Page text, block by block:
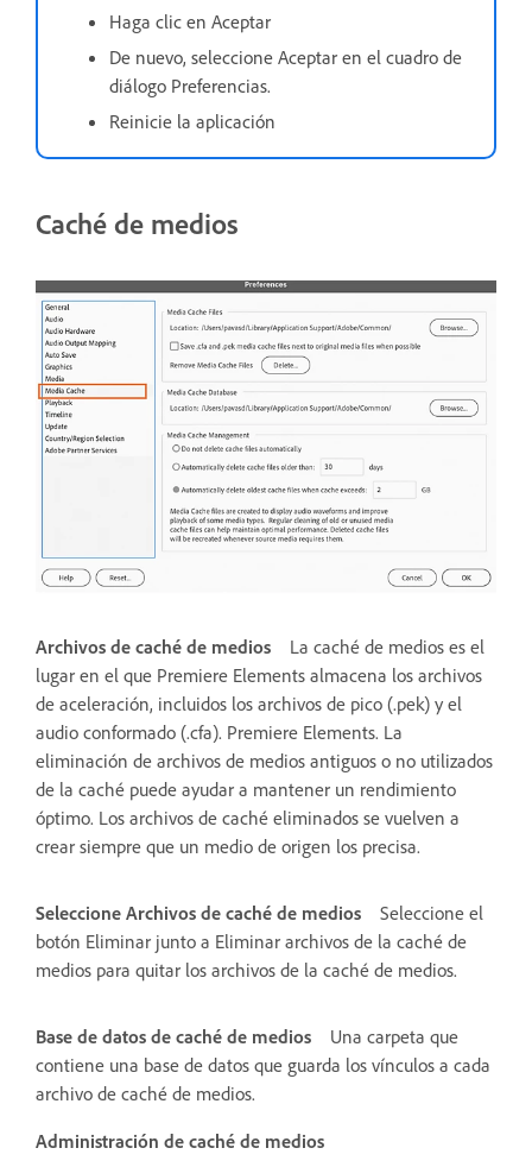
Haga clic en Aceptar
De nuevo, seleccione Aceptar en el cuadro de
diálogo Preferencias.
Reinicie la aplicación
Caché de medios
Archivos de caché de medios
La caché de medios es el
lugar en el que Premiere Elements almacena los archivos
de aceleración, incluidos los archivos de pico (.pek) y el
audio conformado (.cfa). Premiere Elements. La
eliminación de archivos de medios antiguos o no utilizados
de la caché puede ayudar a mantener un rendimiento
óptimo. Los archivos de caché eliminados se vuelven a
crear siempre que un medio de origen los precisa.
Seleccione Archivos de caché de medios
Seleccione el
botón Eliminar junto a Eliminar archivos de la caché de
medios para quitar los archivos de la caché de medios.
Base de datos de caché de medios
Una carpeta que
contiene una base de datos que guarda los vínculos a cada
archivo de caché de medios.
Administración de caché de medios